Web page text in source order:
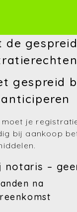
de
gespreid
je
bij aankoop
notaris –
na